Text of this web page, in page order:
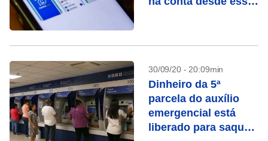
30/09/20 - 20:09min
Dinheiro da 5ª
parcela do auxílio
emergencial está
liberado para saque